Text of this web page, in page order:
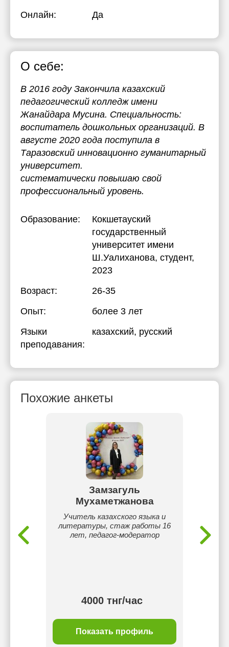
Онлайн: Да
О себе:
В 2016 году Закончила казахский
педагогический колледж имени
Жанайдара Мусина. Специальность:
воспитатель дошкольных организаций. В
августе 2020 года поступила в
Таразовский инновационно гуманитарный
университет.
систематически повышаю свой
профессиональный уровень.
Образование:
Кокшетауский
государственный
университет имени
Ш.Уалиханова, студент,
2023
Возраст:
26-35
Опыт:
более 3 лет
Языки
преподавания:
казахский, русский
Похожие анкеты
Замзагуль
Мухаметжанова
Учитель казахского языка и
литературы, стаж работы 16
лет, педагог-модератор
4000 тнг/час
Показать профиль